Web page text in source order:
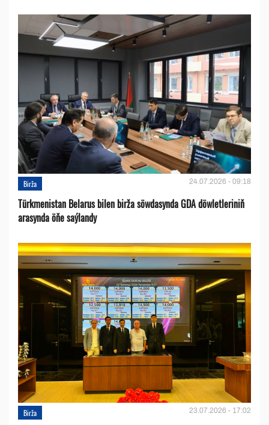
Birža 24.07.2026 - 09:18
Türkmenistan Belarus bilen birža söwdasynda GDA döwletleriniň
arasynda öňe saýlandy
Birža 23.07.2026 - 17:02